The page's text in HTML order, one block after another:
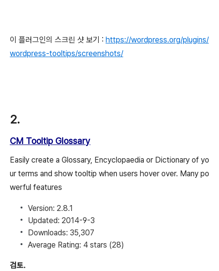
이 플러그인의 스크린 샷 보기 : https://wordpress.org/plugins/
wordpress-tooltips/screenshots/
2.
CM Tooltip Glossary
Easily create a Glossary, Encyclopaedia or Dictionary of yo
ur terms and show tooltip when users hover over. Many po
werful features
Version: 2.8.1
Updated: 2014-9-3
Downloads: 35,307
Average Rating: 4 stars (28)
검토.